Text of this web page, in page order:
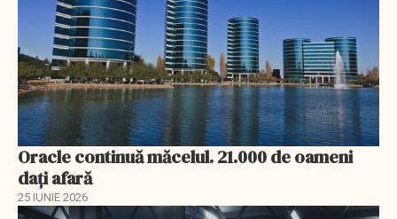
Oracle continuă măcelul. 21.000 de oameni
dați afară
25 IUNIE 2026